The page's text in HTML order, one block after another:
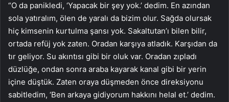
“O da panikledi, ‘Yapacak bir şey yok.’ dedim. En azından
sola yatıralım, ölen de yaralı da bizim olur. Sağda olursak
hiç kimsenin kurtulma şansı yok. Sakaltutan’ı bilen bilir,
ortada refüj yok zaten. Oradan karşıya atladık. Karşıdan da
tır geliyor. Su akıntısı gibi bir oluk var. Oradan zıpladı
düzlüğe, ondan sonra araba kayarak kanal gibi bir yerin
içine düştük. Zaten oraya düşmeden önce direksiyonu
sabitledim, ‘Ben arkaya gidiyorum hakkını helal et.’ dedim.